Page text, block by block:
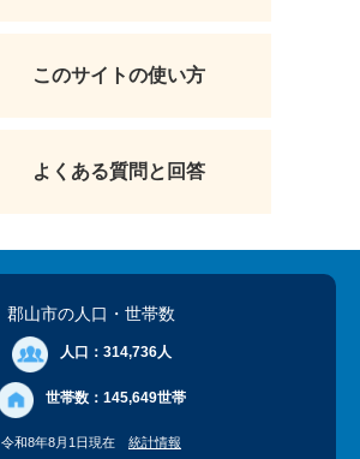
このサイトの使い方
よくある質問と回答
郡山市の人口 ・世帯数
人口： 314,736人
世帯数： 145,649世帯
令和8年8月1日現在 統計情報